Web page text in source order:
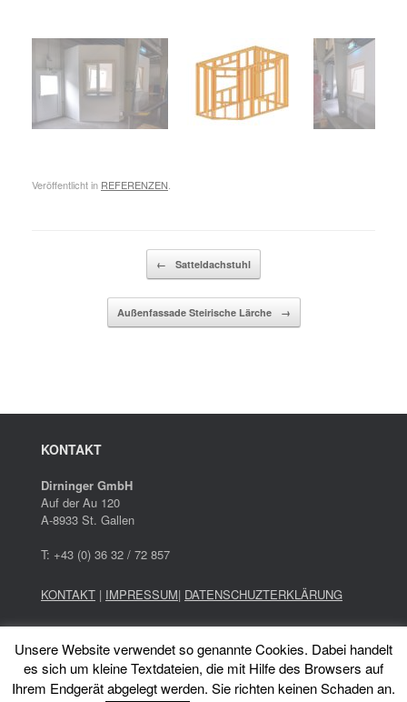
Veröffentlicht in REFERENZEN
← Satteldachstuhl
Außenfassade Steirische Lärche →
KONTAKT
Dirninger GmbH
Auf der Au 120
A-8933 St. Gallen
T: +43 (0) 36 32 / 72 857
KONTAKT | IMPRESSUM| DATENSCHUZTERKLÄRUNG
Planung und präzises Arbeiten.
Wir bieten Dachstühle, Carport, Terrassen, Zu- und
Unsere Website verwendet so genannte Cookies. Dabei handelt
es sich um kleine Textdateien, die mit Hilfe des Browsers auf
Ihrem Endgerät abgelegt werden. Sie richten keinen Schaden an.